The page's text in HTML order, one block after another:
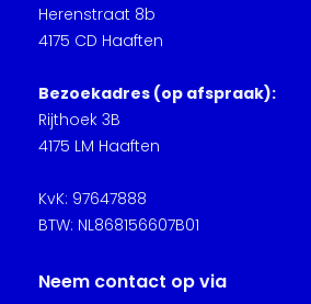
Herenstraat 8b
4175 CD Haaften
Bezoekadres (op afspraak):
Rijthoek 3B
4175 LM Haaften
KvK: 97647888
BTW: NL868156607B01
Neem contact op via